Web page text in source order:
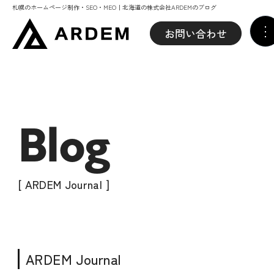
札幌のホームページ制作・SEO・MEO｜北海道の株式会社ARDEMのブログ
お問い合わせ
Blog
[ ARDEM Journal ]
ARDEM Journal